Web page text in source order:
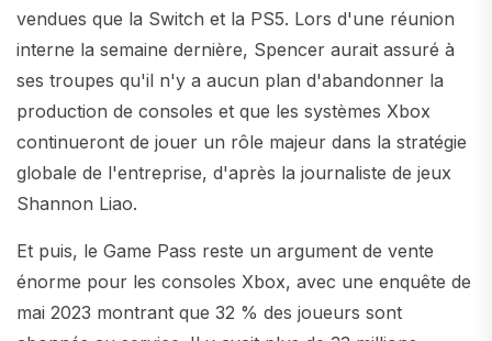
vendues que la Switch et la PS5. Lors d'une réunion
interne la semaine dernière, Spencer aurait assuré à
ses troupes qu'il n'y a aucun plan d'abandonner la
production de consoles et que les systèmes Xbox
continueront de jouer un rôle majeur dans la stratégie
globale de l'entreprise, d'après la journaliste de jeux
Shannon Liao.
Et puis, le Game Pass reste un argument de vente
énorme pour les consoles Xbox, avec une enquête de
mai 2023 montrant que 32 % des joueurs sont